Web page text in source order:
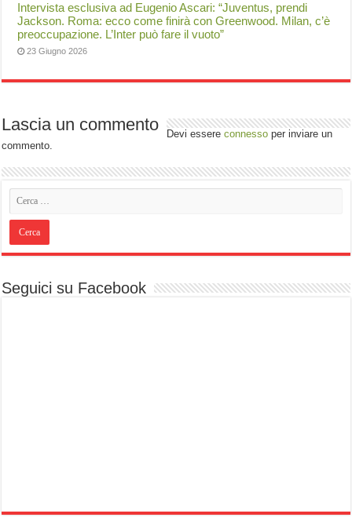
Intervista esclusiva ad Eugenio Ascari: “Juventus, prendi
Jackson. Roma: ecco come finirà con Greenwood. Milan, c’è
preoccupazione. L’Inter può fare il vuoto”
23 Giugno 2026
Lascia un commento Devi essereconnesso per inviare un
commento.
Seguici su Facebook